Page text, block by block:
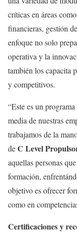
críticas en áreas
financieras, gestión
enfoque no solo
operativa y la
también los capacita
y competitivos.
“Este es un
media de nuestras
trabajamos de la
deC Level
aquellas personas
formación,
objetivo es ofrecer
como en
Certificaciones y